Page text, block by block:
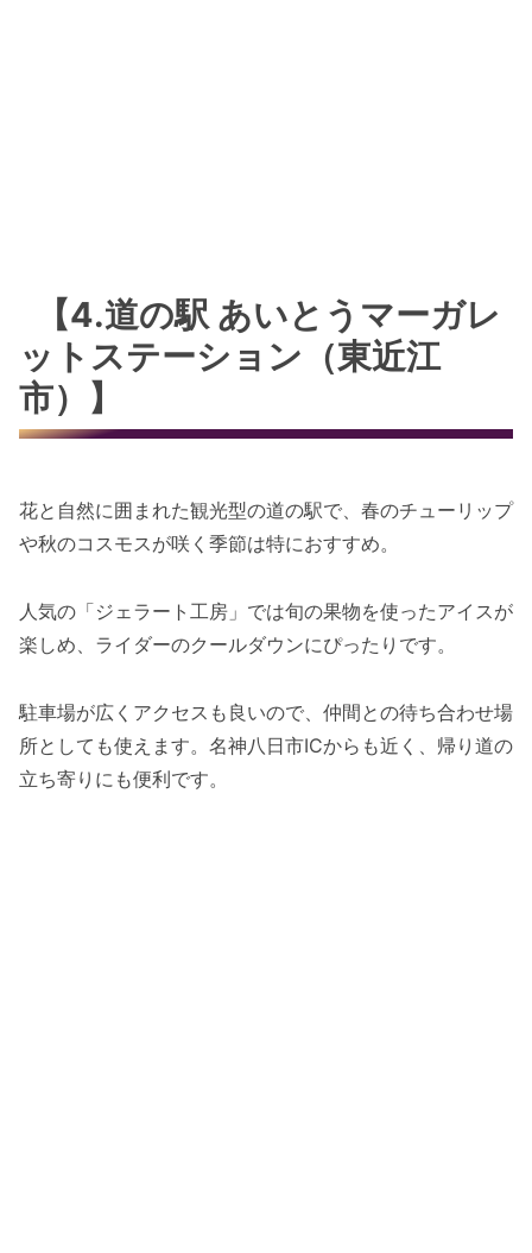
【4.道の駅 あいとうマーガレ
ットステーション（東近江
市）】
花と自然に囲まれた観光型の道の駅で、春のチューリップ
や秋のコスモスが咲く季節は特におすすめ。
人気の「ジェラート工房」では旬の果物を使ったアイスが
楽しめ、ライダーのクールダウンにぴったりです。
駐車場が広くアクセスも良いので、仲間との待ち合わせ場
所としても使えます。名神八日市ICからも近く、帰り道の
立ち寄りにも便利です。